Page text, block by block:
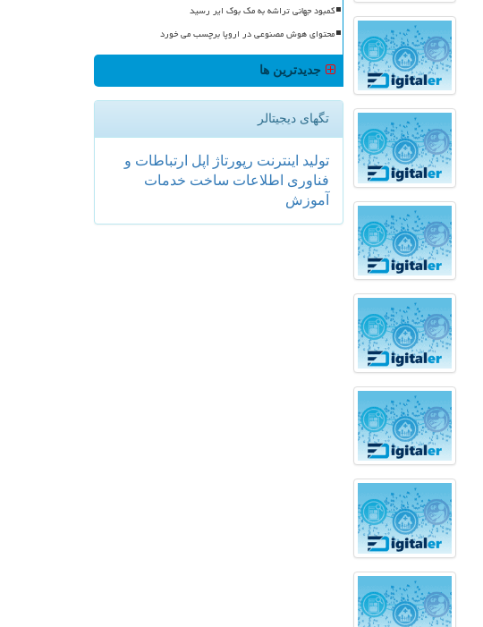
کمبود جهانی تراشه به مک بوک ایر رسید
محتوای هوش مصنوعی در اروپا برچسب می خورد
جدیدترین ها
تگهای دیجیتالر
تولید اینترنت رپورتاژ اپل ارتباطات و
فناوری اطلاعات ساخت خدمات
آموزش